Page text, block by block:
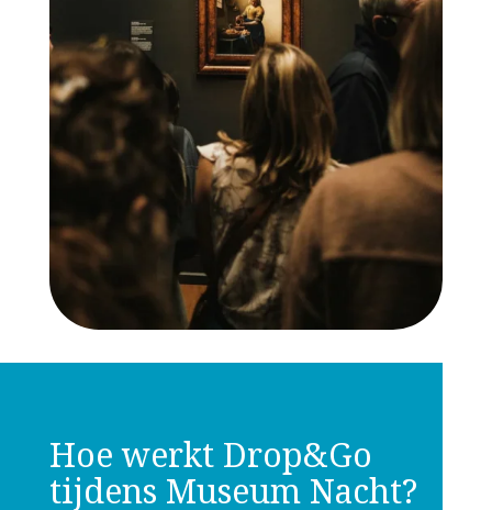
Hoe werkt Drop&Go
tijdens Museum Nacht?